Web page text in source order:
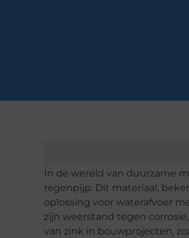
In de wereld van duurzame
regenpijp. Dit materiaal,
oplossing voor waterafvoer
zijn weerstand tegen
van zink in bouwprojecten,